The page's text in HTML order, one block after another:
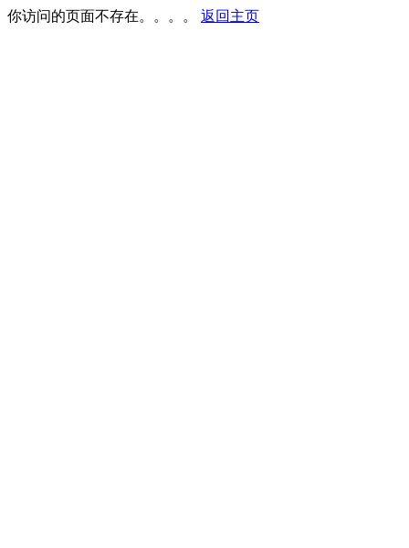
你访问的页面不存在。。。。 返回主页